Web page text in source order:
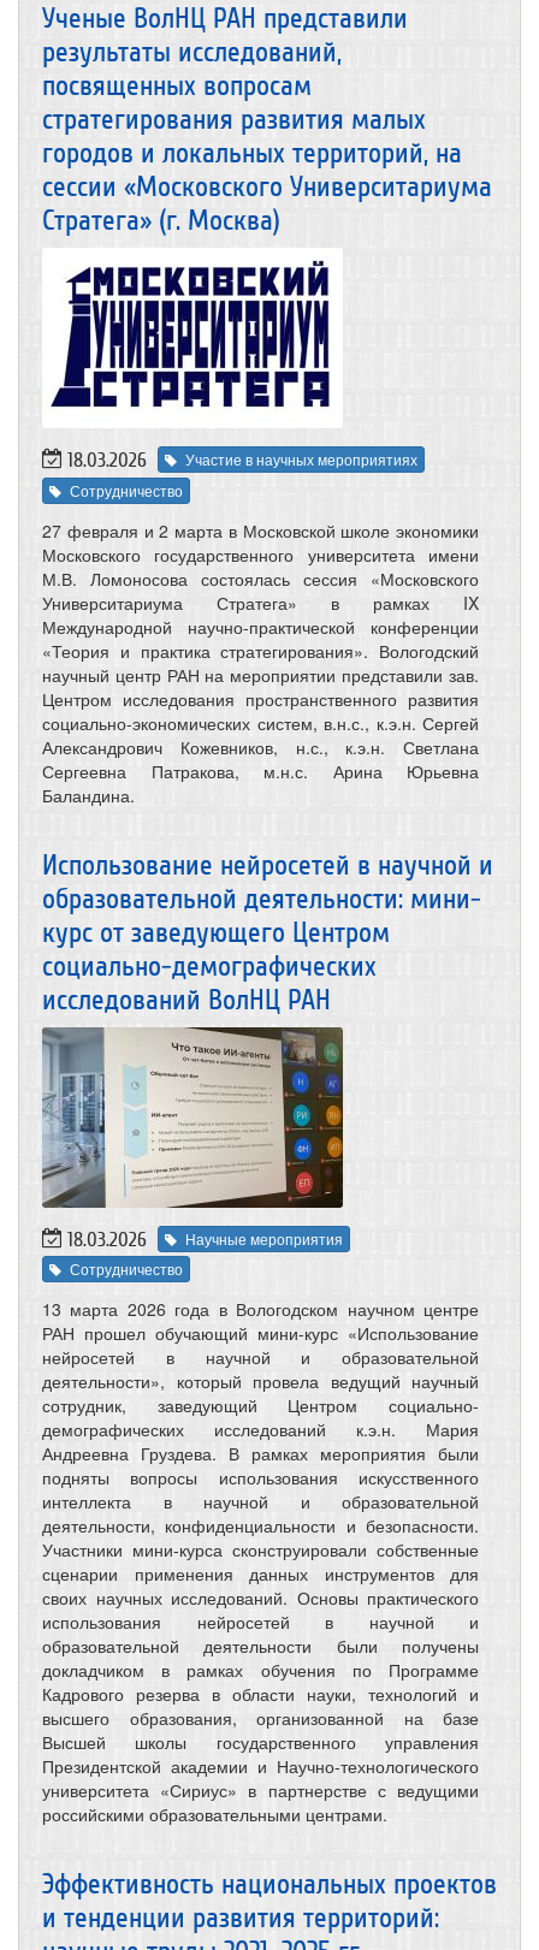
Ученые ВолНЦ РАН представили
результаты исследований,
посвященных вопросам
стратегирования развития малых
городов и локальных территорий, на
сессии «Московского Университариума
Стратега» (г. Москва)
18.03.2026
Участие в научных мероприятиях
Сотрудничество
27 февраля и 2 марта в Московской школе экономики
Московского государственного университета имени
М.В. Ломоносова состоялась сессия «Московского
Университариума Стратега» в рамках IX
Международной научно-практической конференции
«Теория и практика стратегирования». Вологодский
научный центр РАН на мероприятии представили зав.
Центром исследования пространственного развития
социально-экономических систем, в.н.с., к.э.н. Сергей
Александрович Кожевников, н.с., к.э.н. Светлана
Сергеевна Патракова, м.н.с. Арина Юрьевна
Баландина.
Использование нейросетей в научной и
образовательной деятельности: мини-
курс от заведующего Центром
социально-демографических
исследований ВолНЦ РАН
18.03.2026
Научные мероприятия
Сотрудничество
13 марта 2026 года в Вологодском научном центре
РАН прошел обучающий мини-курс «Использование
нейросетей в научной и образовательной
деятельности», который провела ведущий научный
сотрудник, заведующий Центром социально-
демографических исследований к.э.н. Мария
Андреевна Груздева. В рамках мероприятия были
подняты вопросы использования искусственного
интеллекта в научной и образовательной
деятельности, конфиденциальности и безопасности.
Участники мини-курса сконструировали собственные
сценарии применения данных инструментов для
своих научных исследований. Основы практического
использования нейросетей в научной и
образовательной деятельности были получены
докладчиком в рамках обучения по Программе
Кадрового резерва в области науки, технологий и
высшего образования, организованной на базе
Высшей школы государственного управления
Президентской академии и Научно-технологического
университета «Сириус» в партнерстве с ведущими
российскими образовательными центрами.
Эффективность национальных проектов
и тенденции развития территорий: